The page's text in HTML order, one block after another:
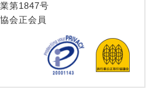
第1847号
会正会員